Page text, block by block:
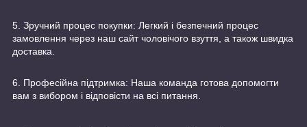
5. Зручний процес покупки: Легкий і безпечний процес
замовлення через наш сайт чоловічого взуття, а також швидка
доставка.
6. Професійна підтримка: Наша команда готова допомогти
вам з вибором і відповісти на всі питання.